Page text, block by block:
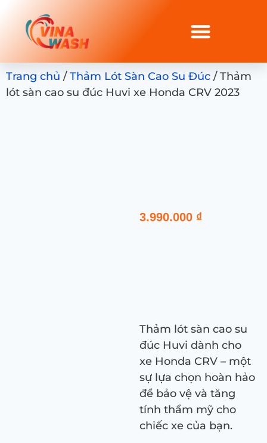
Trang chủ /Thảm Lót Sàn Cao Su Đúc / Thảm
lót sàn cao su đúc Huvi xe Honda CRV 2023
3.990.000 ₫
Thảm lót sàn cao su
đúc Huvi dành cho
xe Honda CRV – một
sự lựa chọn hoàn hảo
để bảo vệ và tăng
tính thẩm mỹ cho
chiếc xe của bạn.